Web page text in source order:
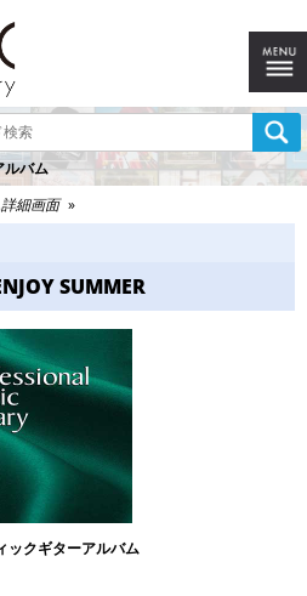
ルバム
細画面
SUMMER
ックギターアルバム